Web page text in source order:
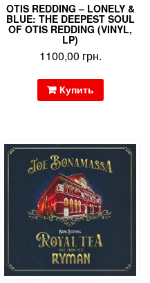
OTIS REDDING – LONELY &
BLUE: THE DEEPEST SOUL
OF OTIS REDDING (VINYL,
LP)
1100,00 грн.
Купить